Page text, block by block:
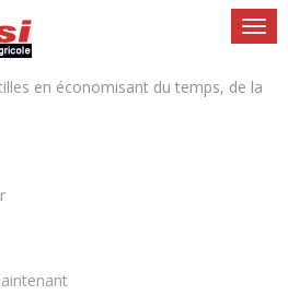
en économisant du temps, de la